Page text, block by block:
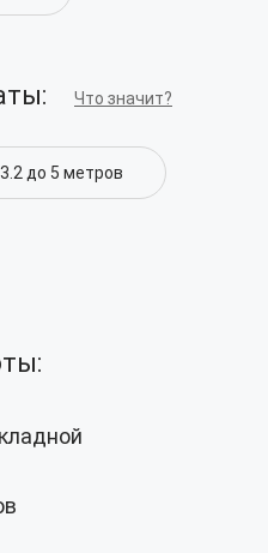
Что значит?
до 5 метров